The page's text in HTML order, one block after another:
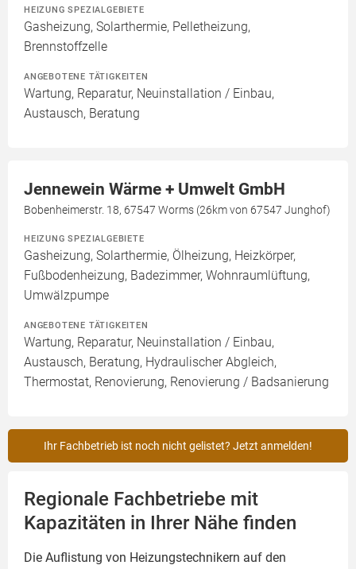
HEIZUNG SPEZIALGEBIETE
Gasheizung, Solarthermie, Pelletheizung,
Brennstoffzelle
ANGEBOTENE TÄTIGKEITEN
Wartung, Reparatur, Neuinstallation / Einbau,
Austausch, Beratung
Jennewein Wärme + Umwelt GmbH
Bobenheimerstr. 18, 67547 Worms (26km von 67547 Junghof)
HEIZUNG SPEZIALGEBIETE
Gasheizung, Solarthermie, Ölheizung, Heizkörper,
Fußbodenheizung, Badezimmer, Wohnraumlüftung,
Umwälzpumpe
ANGEBOTENE TÄTIGKEITEN
Wartung, Reparatur, Neuinstallation / Einbau,
Austausch, Beratung, Hydraulischer Abgleich,
Thermostat, Renovierung, Renovierung / Badsanierung
Ihr Fachbetrieb ist noch nicht gelistet? Jetzt anmelden!
Regionale Fachbetriebe mit
Kapazitäten in Ihrer Nähe finden
Die Auflistung von Heizungstechnikern auf den